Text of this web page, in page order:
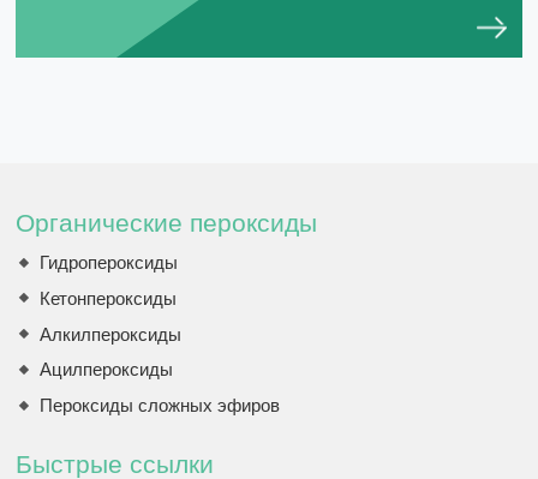
Органические пероксиды
Гидропероксиды
Кетонпероксиды
Алкилпероксиды
Ацилпероксиды
Пероксиды сложных эфиров
Быстрые ссылки